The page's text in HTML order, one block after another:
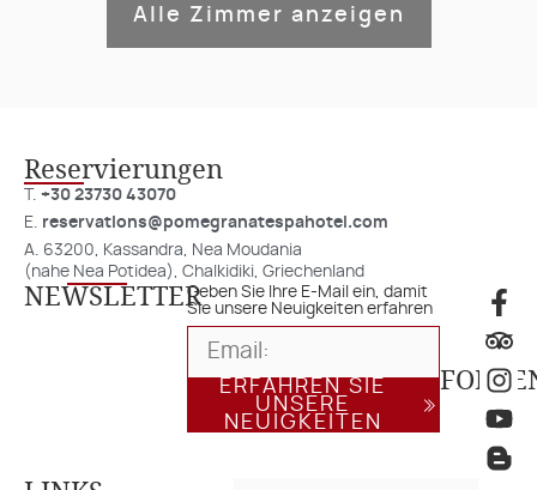
Alle Zimmer anzeigen
Reservierungen
T. +30 23730 43070
E. reservations@pomegranatespahotel.com
A. 63200, Kassandra, Nea Moudania
(nahe Nea Potidea), Chalkidiki, Griechenland
NEWSLETTERGeben Sie Ihre E-Mail ein, damit
Sie unsere Neuigkeiten erfahren
ERFAHREN SIE
UNSERE
NEUIGKEITEN